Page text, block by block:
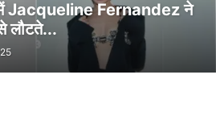
Jacqueline Fernandez ने
लौटते...